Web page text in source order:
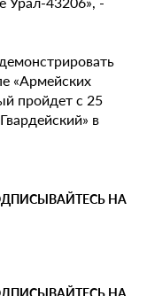
«Армейских
пройдет с 25
в
НА